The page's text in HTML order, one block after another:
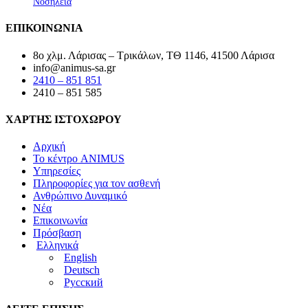
ΕΠΙΚΟΙΝΩΝΙΑ
8ο χλμ. Λάρισας – Τρικάλων, ΤΘ 1146, 41500 Λάρισα
info@animus-sa.gr
2410 – 851 851
2410 – 851 585
ΧΑΡΤΗΣ ΙΣΤΟΧΩΡΟΥ
Αρχική
Το κέντρο ANIMUS
Υπηρεσίες
Πληροφορίες για τον ασθενή
Ανθρώπινο Δυναμικό
Νέα
Επικοινωνία
Πρόσβαση
Ελληνικά
English
Deutsch
Русский